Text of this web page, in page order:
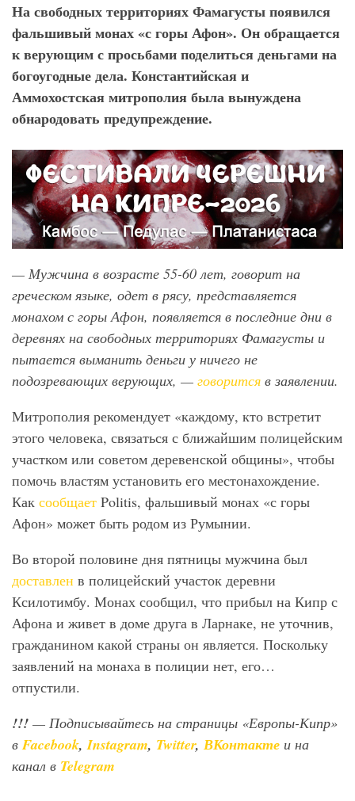
На свободных территориях Фамагусты появился
фальшивый монах «с горы Афон». Он обращается
к верующим с просьбами поделиться деньгами на
богоугодные дела. Константийская и
Аммохостская митрополия была вынуждена
обнародовать предупреждение.
— Мужчина в возрасте 55-60 лет, говорит на
греческом языке, одет в рясу, представляется
монахом с горы Афон, появляется в последние дни в
деревнях на свободных территориях Фамагусты и
пытается выманить деньги у ничего не
подозревающих верующих, — говорится в заявлении.
Митрополия рекомендует «каждому, кто встретит
этого человека, связаться с ближайшим полицейским
участком или советом деревенской общины», чтобы
помочь властям установить его местонахождение.
Как сообщает Politis, фальшивый монах «с горы
Афон» может быть родом из Румынии.
Во второй половине дня пятницы мужчина был
доставлен в полицейский участок деревни
Ксилотимбу. Монах сообщил, что прибыл на Кипр с
Афона и живет в доме друга в Ларнаке, не уточнив,
гражданином какой страны он является. Поскольку
заявлений на монаха в полиции нет, его…
отпустили.
!!! — Подписывайтесь на страницы «Европы-Кипр»
вFacebook,Instagram, Twitter, ВКонтакте и на
канал в Telegram